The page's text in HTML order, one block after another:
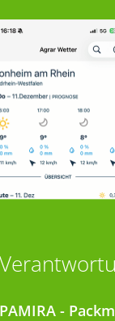
PAMIRA -